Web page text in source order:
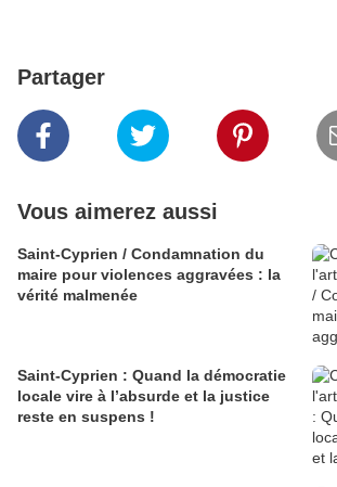
Partager
Vous aimerez aussi
Saint-Cyprien / Condamnation du
maire pour violences aggravées : la
vérité malmenée
Saint-Cyprien : Quand la démocratie
locale vire à l’absurde et la justice
reste en suspens !